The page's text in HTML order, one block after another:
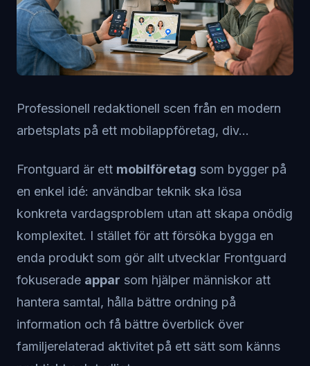
Professionell redaktionell scen från en modern
arbetsplats på ett mobilappföretag, div...
Frontguard är ett mobilföretag som bygger på
en enkel idé: användbar teknik ska lösa
konkreta vardagsproblem utan att skapa onödig
komplexitet. I stället för att försöka bygga en
enda produkt som gör allt utvecklar Frontguard
fokuserade appar som hjälper människor att
hantera samtal, hålla bättre ordning på
information och få bättre överblick över
familjerelaterad aktivitet på ett sätt som känns